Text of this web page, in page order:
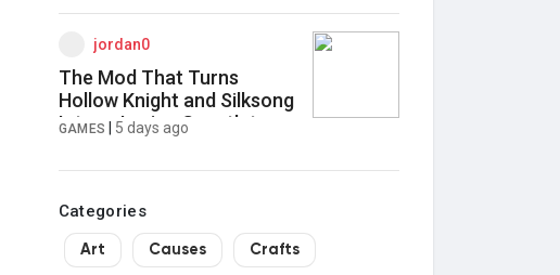
jordan0
The Mod That Turns
Hollow Knight and Silksong
Into a Jarring Gauntlet
GAMES 5 days ago
Categories
Art Causes Crafts